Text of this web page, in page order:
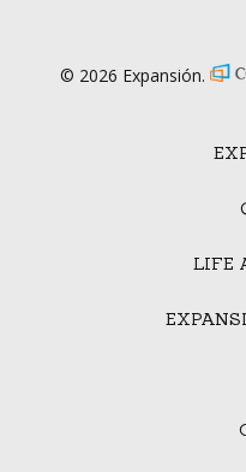
LIFE
© 2026 Expansión.